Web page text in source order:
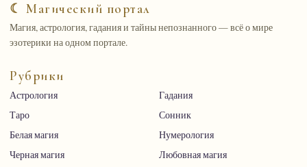
☾ Магический портал
Магия, астрология, гадания и тайны непознанного — всё о мире
эзотерики на одном портале.
Рубрики
Астрология
Гадания
Таро
Сонник
Белая магия
Нумерология
Черная магия
Любовная магия